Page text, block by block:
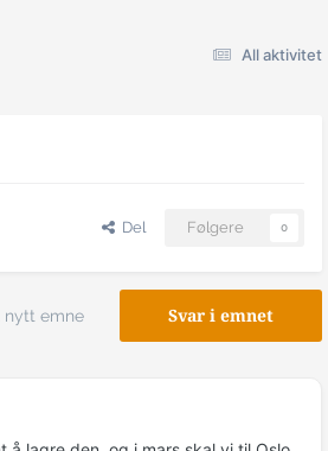
All aktivitet
Del Følgere 0
Svar i emnet
nytt emne